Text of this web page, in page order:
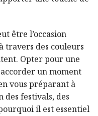
être l’occasion
travers des couleurs
Opter pour une
un moment
vous préparant à
festivals, des
il est essentiel